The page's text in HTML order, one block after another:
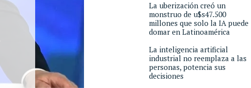
La uberización creó un
monstruo de u$s47.500
millones que solo la IA puede
domar en Latinoamérica
La inteligencia artificial
industrial no reemplaza a las
personas, potencia sus
decisiones